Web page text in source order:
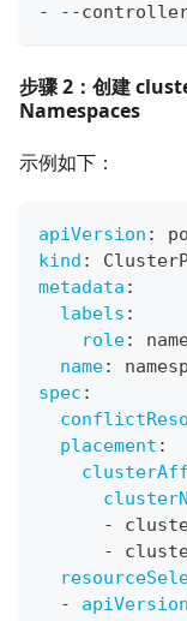
-
- -
步骤 2：创建
Namespaces
示例如下：
apiVersion :
kind :
metadata :
labels :
role:
name:
spec :
placement :
-
-
-
apiVersion